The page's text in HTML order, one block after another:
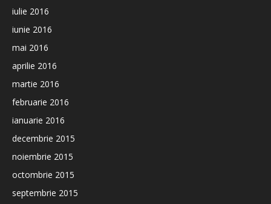
iulie 2016
iunie 2016
mai 2016
aprilie 2016
martie 2016
februarie 2016
ianuarie 2016
decembrie 2015
noiembrie 2015
octombrie 2015
septembrie 2015